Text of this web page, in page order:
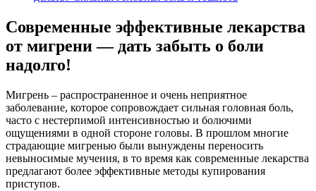
Современные эффективные лекарства
от мигрени — дать забыть о боли
надолго!
Мигрень – распространенное и очень неприятное
заболевание, которое сопровождает сильная головная боль,
часто с нестерпимой интенсивностью и болючими
ощущениями в одной стороне головы. В прошлом многие
страдающие мигренью были вынуждены переносить
невыносимые мучения, в то время как современные лекарства
предлагают более эффективные методы купирования
приступов.